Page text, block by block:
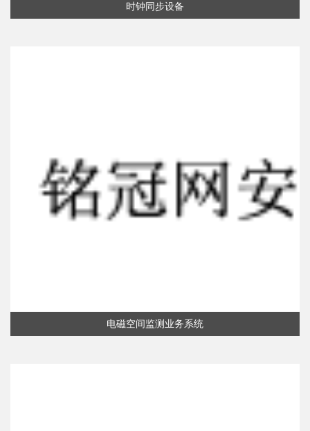
时钟同步设备
电磁空间监测业务系统